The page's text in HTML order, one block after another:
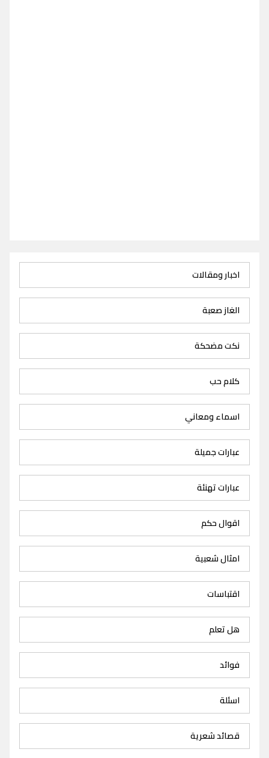
اخبار ومقالات
الغاز صعبة
نكت مضحكة
كلام حب
اسماء ومعاني
عبارات جميلة
عبارات تهنئة
اقوال حكم
امثال شعبية
اقتباسات
هل تعلم
فوائد
اسئلة
قصائد شعرية